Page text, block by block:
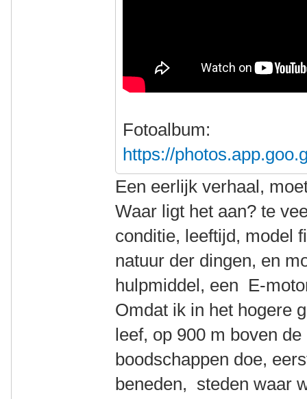
Fotoalbum:
https://
Een eerlijk verhaal,
Waar ligt het aan? te
conditie, leeftijd, model
natuur der dingen, en
hulpmiddel, een E-
Omdat ik in het hogere
leef, op 900 m boven
boodschappen doe,
beneden, steden waar